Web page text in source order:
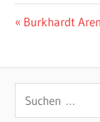
Vorheriger
Burkhardt